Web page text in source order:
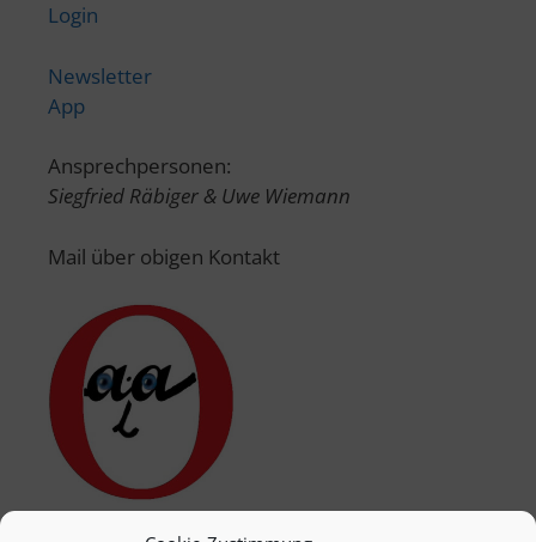
Login
Newsletter
App
Ansprechpersonen:
Siegfried Räbiger & Uwe Wiemann
Mail über obigen Kontakt